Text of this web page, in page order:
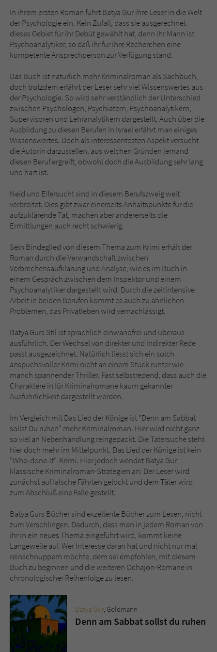
In ihrem ersten Roman führt Batya Gur ihre Leser in die Welt
der Psychologie ein. Kein Zufall, dass sie ausgerechnet
dieses Gebiet für ihr Debüt gewählt hat, denn ihr Mann ist
Psychoanalytiker, so daß ihr für ihre Recherchen eine
kompetente Ansprechperson zur Verfügung stand.
Das Buch ist natürlich mehr Kriminalroman als Sachbuch,
doch trotzdem erfährt der Leser sehr viel Wissenswertes aus
der Psychologie. So wird sehr verständlich der Unterschied
zwischen Psychologen, Psychiatern, Psychoanalytikern,
Supervisoren und Lehranalytikern dargestellt. Auch über die
Ausbildung zu diesen Berufen in Israel erfährt man einiges
Wissenswertes. Doch als interessentesten Aspekt versucht
die Autorin darzustellen, aus welchen Gründen jemand
diesen Beruf ergreift, obwohl doch die Ausbildung sehr lang
und hart ist.
Neid und Eifersucht sind in diesem Berufszweig weit
verbreitet. Dies gibt zwar einerseits Anhaltspunkte für die
aufzuklärende Tat, machen aber andererseits die
Ermittlungen auch recht schwierig.
Sein Bindeglied von diesem Thema zum Krimi erhält der
Roman durch die Verwandschaft zwischen
Verbrechensaufklärung und Analyse, wie es im Buch in
einem Gespräch zwischen dem Inspektor und einem
Psychoanalytiker dargestellt wird. Durch die zeitintensive
Arbeit in beiden Berufen kommt es auch zu ähnlichen
Problemen, das Privatleben wird vernachlässigt.
Batya Gurs Stil ist sprachlich einwandfrei und überaus
ausführlich. Der Wechsel von direkter und indirekter Rede
passt ausgezeichnet. Natürlich liesst sich ein solch
anspuchsvoller Krimi nicht an einem Stück runter wie
manch spannender Thriller. Fast selbstredend, dass auch die
Charaktere in für Kriminalromane kaum gekannter
Ausführlichkeit dargestellt werden.
Im Vergleich mit Das Lied der Könige ist "Denn am Sabbat
sollst Du ruhen" mehr Kriminalroman. Hier wird nicht ganz
so viel an Nebenhandlung reingepackt. Die Tätersuche steht
hier doch mehr im Mittelpunkt. Das Lied der Könige ist kein
"Who-done-it"-Krimi. Hier jedoch wendet Batya Gur
klassische Kriminalroman-Strategien an: Der Leser wird
zunächst auf falsche Fährten gelockt und dem Täter wird
zum Abschluß eine Falle gestellt.
Batya Gurs Bücher sind exzellente Bücher zum Lesen, nicht
zum Verschlingen. Dadurch, dass man in jedem Roman von
ihr in ein neues Thema eingeführt wird, kommt keine
Langeweile auf. Wer Interesse daran hat und nicht nur mal
reinschnuppern möchte, dem sei empfohlen, mit diesem
Buch zu beginnen und die weiteren Ochajon-Romane in
chronologischer Reihenfolge zu lesen.
Batya Gur, Goldmann
Denn am Sabbat sollst du ruhen
überprüfen.